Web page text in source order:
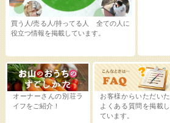
買う人/売る人/持ってる人 全ての人に
役立つ情報を掲載しています。
オーナーさんの別荘ラ
イフをご紹介！
お客様からいただいた
よくある質問を掲載し
ています。